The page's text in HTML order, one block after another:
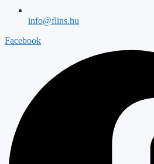
info@flins.hu
Facebook